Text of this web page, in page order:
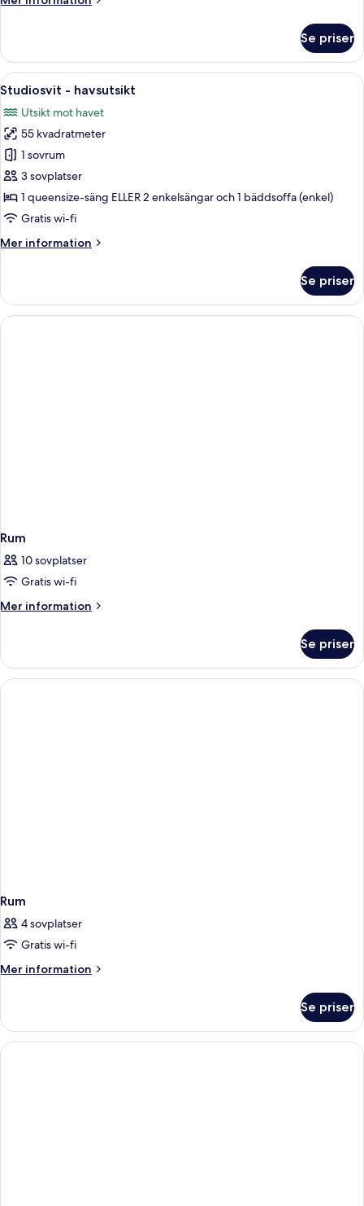
View
Suite,
Hot
Tub,
View
Se priser
Öppna
alla
foton
för
Studiosvit
-
havsutsikt
Ett modernt hotellrum med en stor
6
Studiosvit - havsutsikt
Utsikt mot havet
55 kvadratmeter
1 sovrum
3 sovplatser
1 queensize-säng ELLER 2 enkelsängar och 1 bäddsoffa (enkel)
Gratis wi-fi
Mer information
Mer
-
havsutsikt
Se priser
Rum
10 sovplatser
Gratis wi-fi
Mer information
Mer
Se priser
Rum
4 sovplatser
Gratis wi-fi
Mer information
Mer
Se priser